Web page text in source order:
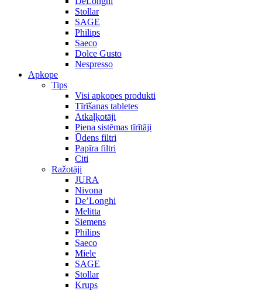
Stollar
SAGE
Philips
Saeco
Dolce Gusto
Nespresso
Apkope
Tips
Visi apkopes produkti
Tīrīšanas tabletes
Atkaļķotāji
Piena sistēmas tīrītāji
Ūdens filtri
Papīra filtri
Citi
Ražotāji
JURA
Nivona
De’Longhi
Melitta
Siemens
Philips
Saeco
Miele
SAGE
Stollar
Krups